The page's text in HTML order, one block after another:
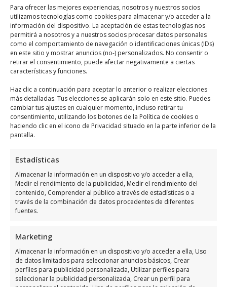
Para ofrecer las mejores experiencias, nosotros y nuestros socios
utilizamos tecnologías como cookies para almacenar y/o acceder a la
información del dispositivo. La aceptación de estas tecnologías nos
permitirá a nosotros y a nuestros socios procesar datos personales
como el comportamiento de navegación o identificaciones únicas (IDs)
en este sitio y mostrar anuncios (no-) personalizados. No consentir o
retirar el consentimiento, puede afectar negativamente a ciertas
características y funciones.
Haz clic a continuación para aceptar lo anterior o realizar elecciones
más detalladas. Tus elecciones se aplicarán solo en este sitio. Puedes
cambiar tus ajustes en cualquier momento, incluso retirar tu
consentimiento, utilizando los botones de la Política de cookies o
haciendo clic en el icono de Privacidad situado en la parte inferior de la
pantalla.
Estadísticas
Almacenar la información en un dispositivo y/o acceder a ella,
Medir el rendimiento de la publicidad, Medir el rendimiento del
contenido, Comprender al público a través de estadísticas o a
través de la combinación de datos procedentes de diferentes
fuentes.
Marketing
Almacenar la información en un dispositivo y/o acceder a ella, Uso
de datos limitados para seleccionar anuncios básicos, Crear
perfiles para publicidad personalizada, Utilizar perfiles para
seleccionar la publicidad personalizada, Crear un perfil para
Dirección:C. Mayor, 118, 2ºE, 03190 Pilar de la
Horadada, Alicante, España
Provincia:Alicante
Municipio: Pilar de la Horadada, España
Categoría:Asesores Laborales
Sitio web:www.asesoriacaesar.com
Opiniones: Los usuarios lo han valorado con 4,8/5
y cuenta con más de 25 opiniones.
Como llegar a Asesoria Caesar
Asesores Fiscal, Laboral,
Contable Y Juridico En Alicante Y
Asesoria Caesar Asesores Fiscal, Laboral,
Contable Y Juridico En Alicante Y Murcia
encuentra ubicado en C. Mayor, 118, 2ºE,